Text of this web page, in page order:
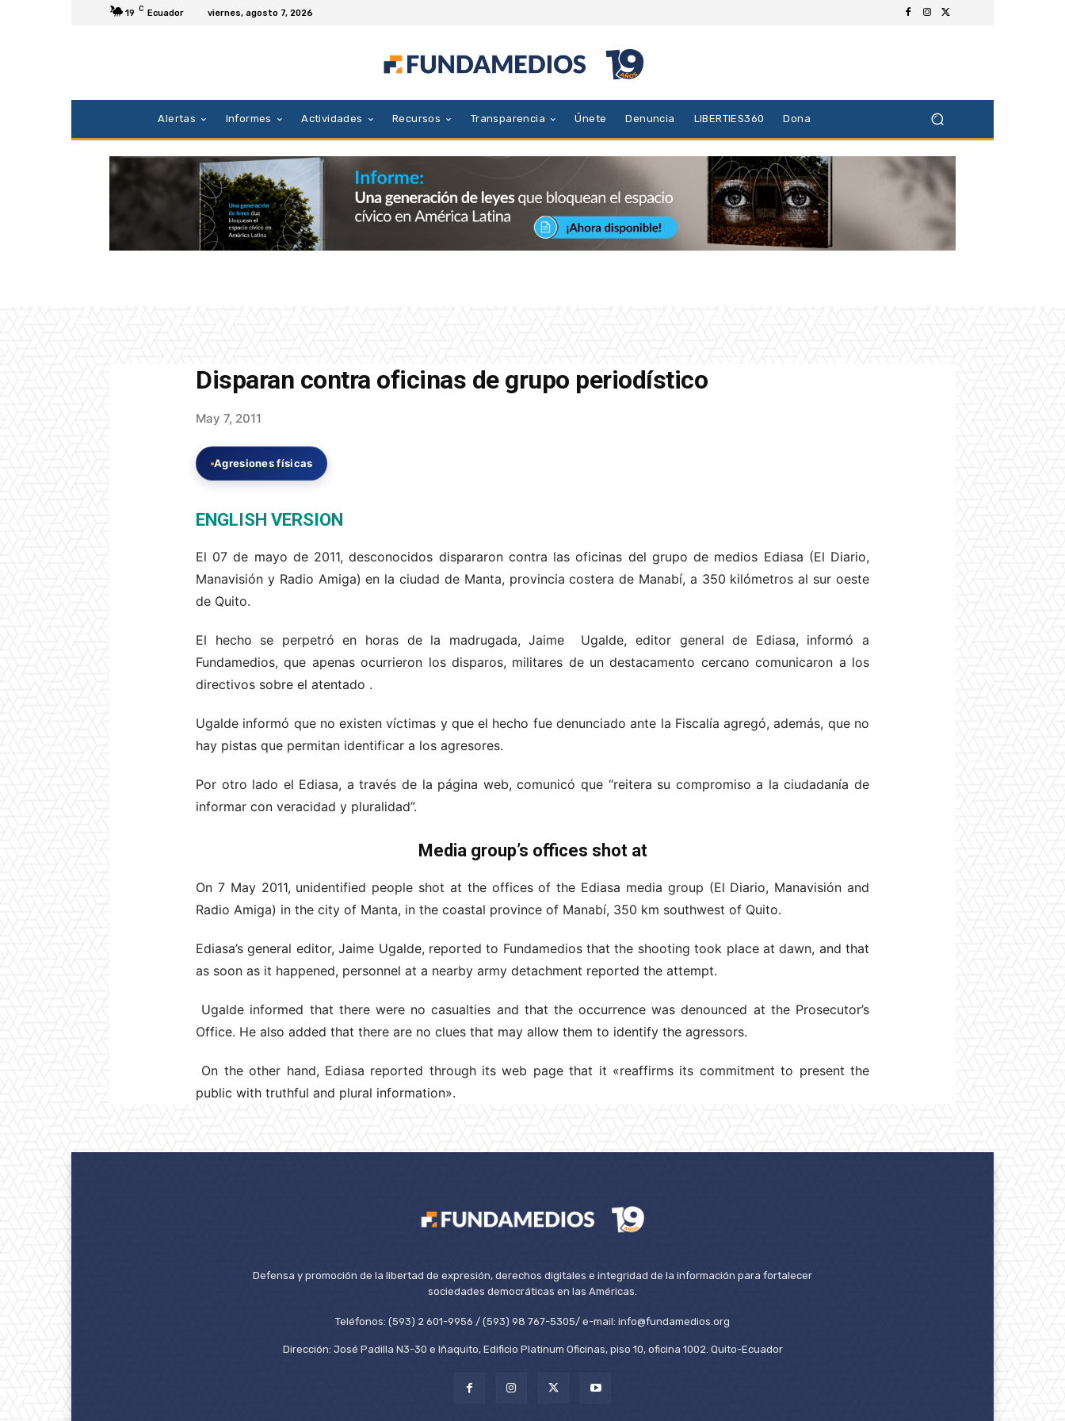
19 C Ecuador viernes, agosto 7, 2026
Alertas Informes Actividades Recursos Transparencia Únete Denuncia LIBERTIES360 Dona
Disparan contra oficinas de grupo periodístico
May 7, 2011
Agresiones físicas
ENGLISH VERSION
El 07 de mayo de 2011, desconocidos dispararon contra las oficinas del grupo de medios Ediasa (El Diario,
Manavisión y Radio Amiga) en la ciudad de Manta, provincia costera de Manabí, a 350 kilómetros al sur oeste
de Quito.
El hecho se perpetró en horas de la madrugada, Jaime Ugalde, editor general de Ediasa, informó a
Fundamedios, que apenas ocurrieron los disparos, militares de un destacamento cercano comunicaron a los
directivos sobre el atentado .
Ugalde informó que no existen víctimas y que el hecho fue denunciado ante la Fiscalía agregó, además, que no
hay pistas que permitan identificar a los agresores.
Por otro lado el Ediasa, a través de la página web, comunicó que “reitera su compromiso a la ciudadanía de
informar con veracidad y pluralidad”.
Media group’s offices shot at
On 7 May 2011, unidentified people shot at the offices of the Ediasa media group (El Diario, Manavisión and
Radio Amiga) in the city of Manta, in the coastal province of Manabí, 350 km southwest of Quito.
Ediasa’s general editor, Jaime Ugalde, reported to Fundamedios that the shooting took place at dawn, and that
as soon as it happened, personnel at a nearby army detachment reported the attempt.
Ugalde informed that there were no casualties and that the occurrence was denounced at the Prosecutor’s
Office. He also added that there are no clues that may allow them to identify the agressors.
On the other hand, Ediasa reported through its web page that it «reaffirms its commitment to present the
public with truthful and plural information».
Defensa y promoción de la libertad de expresión, derechos digitales e integridad de la información para fortalecer
sociedades democráticas en las Américas.
Teléfonos: (593) 2 601-9956 / (593) 98 767-5305/ e-mail: info@fundamedios.org
Dirección: José Padilla N3-30 e Iñaquito, Edificio Platinum Oficinas, piso 10, oficina 1002. Quito-Ecuador